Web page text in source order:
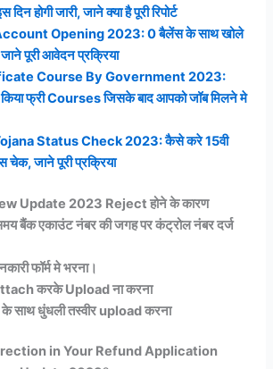
दिन होगी जारी, जाने क्या है पूरी रिपोर्ट
Opening 2023: 0 बैलेंस के साथ खोले
पूरी आवेदन प्रक्रिया
Course By Government 2023:
फ्री Courses जिसके बाद आपको जॉब मिलने मे
Status Check 2023: कैसे करे 15वी
चेक, जाने पूरी प्रक्रिया
Update 2023 Reject होने के कारण
बैंक एकाउंट नंबर की जगह पर कंट्रोल नंबर दर्ज
फॉर्म मे भरना।
करके Upload ना करना
साथ धुंधली तस्वीर upload करना
in Your Refund Application